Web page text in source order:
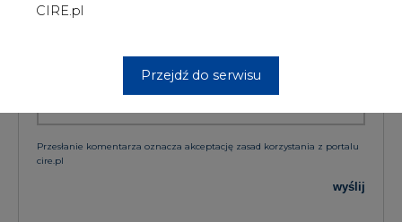
CIRE.pl
Przejdź do serwisu
Przesłanie komentarza oznacza akceptację zasad korzystania z portalu
cire.pl
wyślij